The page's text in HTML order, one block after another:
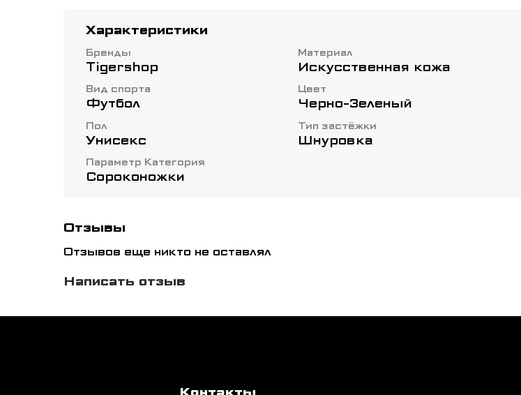
Характеристики
Бренды
Tigershop
Материал
Искусственная кожа
Вид спорта
Футбол
Цвет
Черно-Зеленый
Пол
Унисекс
Тип застёжки
Шнуровка
Параметр Категория
Сороконожки
Отзывы
Отзывов еще никто не оставлял
Написать отзыв